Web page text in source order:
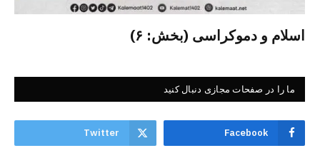
اسلام و دموکراسی (بخش: ۶)
ما را در صفحات مجازی دنبال کنید
Facebook
Twitter